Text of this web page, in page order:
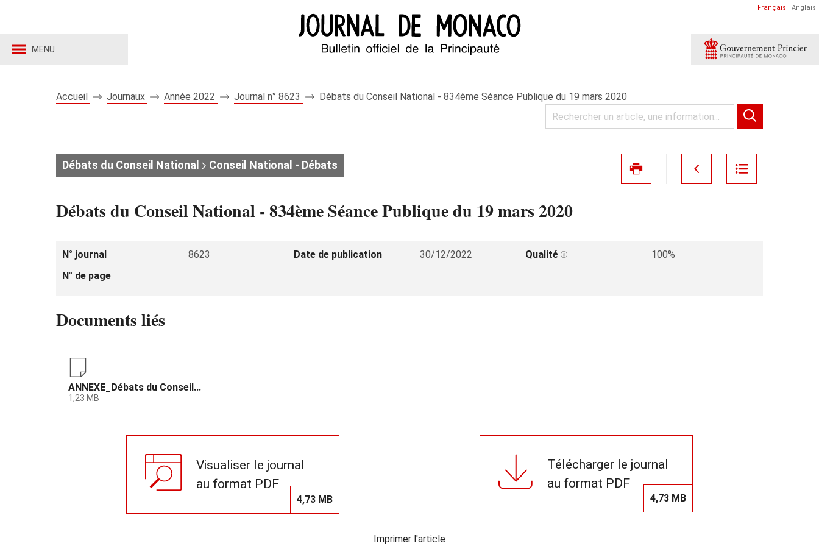
MENU
Français | Anglais
Accueil Journaux Année 2022 Journal n° 8623 Débats du Conseil National - 834ème Séance Publique du 19 mars 2020
Débats du Conseil National Conseil National - Débats
Débats du Conseil National - 834ème Séance Publique du 19 mars 2020
N° journal 8623 Date de publication 30/12/2022 Qualité
100%
N° de page
Documents liés
ANNEXE_Débats du Conseil...
1,23 MB
Visualiser le journal
au format PDF
4,73 MB
Télécharger le journal
au format PDF
4,73 MB
Imprimer l'article